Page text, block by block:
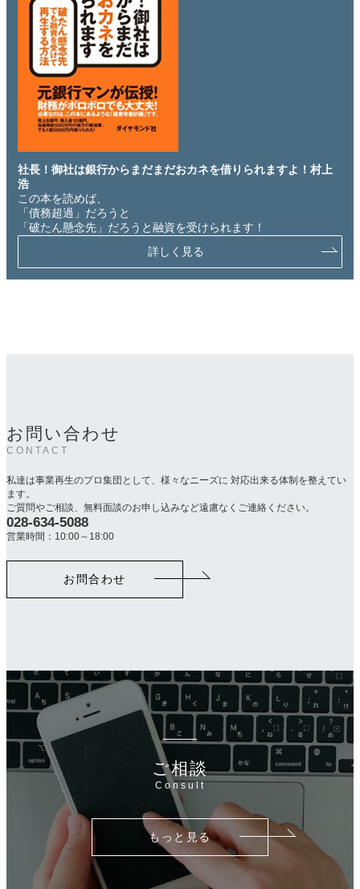
社長！御社は銀行からまだまだおカネを借りられますよ！村上
浩
この本を読めば、
「債務超過」だろうと
「破たん懸念先」だろうと融資を受けられます！
詳しく見る
お問い合わせ
CONTACT
私達は事業再生のプロ集団として、様々なニーズに 対応出来る体制を整えてい
ます。
ご質問やご相談、無料面談のお申し込みなど遠慮なくご連絡ください。
カ
ラ
ク
028-634-5088
営業時間：10:00～18:00
お問合わせ
ご相談
Consult
もっと見る